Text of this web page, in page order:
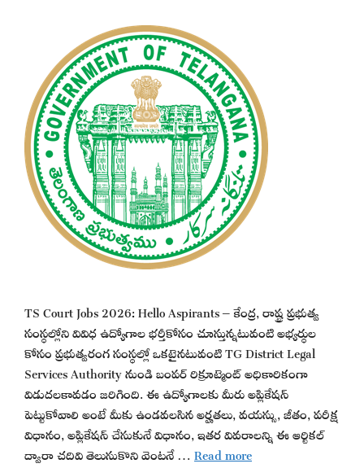
TS Court Jobs 2026: Hello Aspirants – కేంద్ర, రాష్ట్ర ప్రభుత్వ
సంస్థల్లోని వివిధ ఉద్యోగాల భర్తీకోసం చూస్తున్నటువంటి అభ్యర్థుల
కోసం ప్రభుత్వరంగ సంస్థల్లో ఒకటైనటువంటి TG District Legal
Services Authority నుండి బంపర్ రిక్రూట్మెంట్ అధికారికంగా
విడుదలకావడం జరిగింది. ఈ ఉద్యోగాలకు మీరు అప్లికేషన్
పెట్టుకోవాలి అంటే మీకు ఉండవలసిన అర్హతలు, వయస్సు, జీతం, పరీక్ష
విధానం, అప్లికేషన్ చేసుకునే విధానం, ఇతర వివరాలన్ని ఈ ఆర్టికల్
ద్వారా చదివి తెలుసుకొని వెంటనే …Read more